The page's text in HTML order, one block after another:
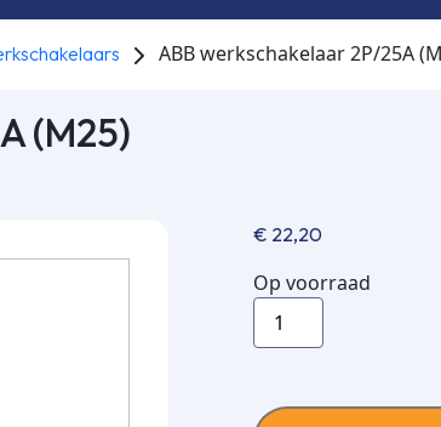
ABB werkscha­kelaar 2P/25A
(M25)
€ 22,20
Op voorraad
ABB
werkscha­